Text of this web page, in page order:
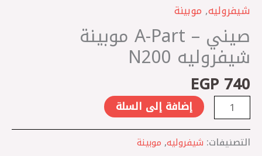
شيفروليه, موبينة
صيني – A-Part موبينة
شيفروليه N200
EGP 740
موبينة
شيفروليه
N200
إضافة إلى السلة
التصنيفات: شيفروليه, موبينة